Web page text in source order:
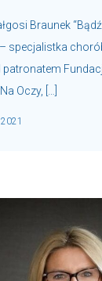
Braunek
specjalistka
Oczy, […]